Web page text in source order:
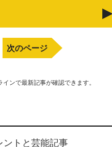
次のページ
ンで最新記事が確認できます。
ントと芸能記事